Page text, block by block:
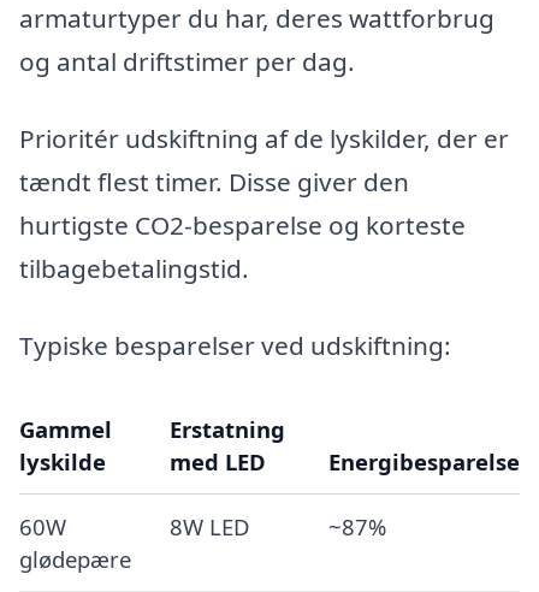
armaturtyper du har, deres wattforbrug
og antal driftstimer per dag.
Prioritér udskiftning af de lyskilder, der er
tændt flest timer. Disse giver den
hurtigste CO2-besparelse og korteste
tilbagebetalingstid.
Typiske besparelser ved udskiftning:
Gammel
lyskilde
Erstatning
med LED
Energibesparelse
60W
glødepære
8W LED ~87%